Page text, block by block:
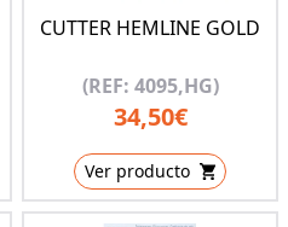
CUTTER HEMLINE GOLD
(REF: 4095,HG)
34,50€
Ver producto